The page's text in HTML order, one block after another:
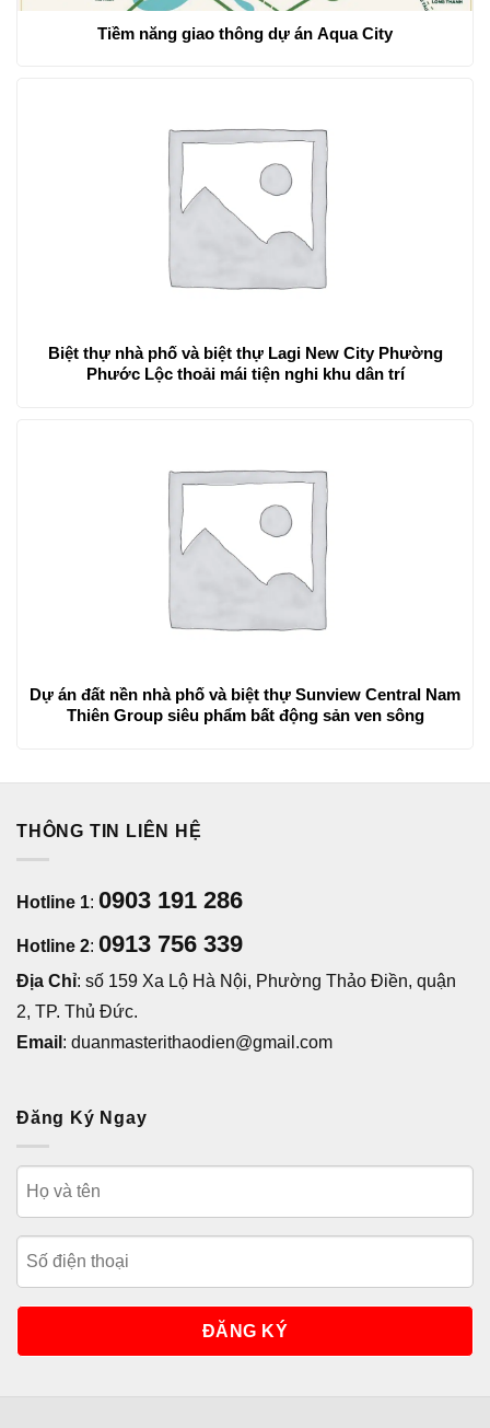
Tiềm năng giao thông dự án Aqua City
Biệt thự nhà phố và biệt thự Lagi New City Phường
Phước Lộc thoải mái tiện nghi khu dân trí
Dự án đất nền nhà phố và biệt thự Sunview Central Nam
Thiên Group siêu phẩm bất động sản ven sông
THÔNG TIN LIÊN HỆ
Hotline 1: 0903 191 286
Hotline 2: 0913 756 339
Địa Chỉ: số 159 Xa Lộ Hà Nội, Phường Thảo Điền, quận
2, TP. Thủ Đức.
Email : duanmasterithaodien@gmail.com
Đăng Ký Ngay